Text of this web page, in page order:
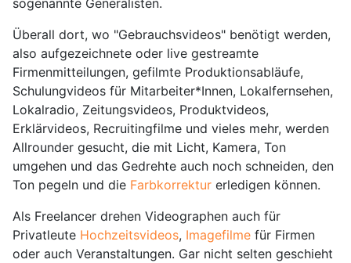
Überall dort, wo "Gebrauchsvideos" benötigt werden,
also aufgezeichnete oder live gestreamte
Firmenmitteilungen, gefilmte Produktionsabläufe,
Schulungvideos für Mitarbeiter*Innen, Lokalfernsehen,
Lokalradio, Zeitungsvideos, Produktvideos,
Erklärvideos, Recruitingfilme und vieles mehr, werden
Allrounder gesucht, die mit Licht, Kamera, Ton
umgehen und das Gedrehte auch noch schneiden, den
Ton pegeln und die Farbkorrektur erledigen können.
Als Freelancer drehen Videographen auch für
Privatleute Hochzeitsvideos, Imagefilme für Firmen
oder auch Veranstaltungen. Gar nicht selten geschieht